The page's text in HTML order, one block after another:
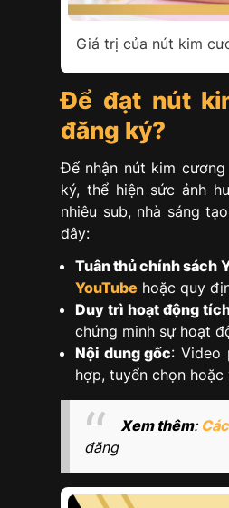
Giá trị của nút kim
Để đạt nút
đăng ký?
Để nhận nút kim
ký, thể hiện sức ảnh
nhiêu sub, nhà sáng
đây:
Tuân thủ chính sách
YouTube hoặc quy
Duy trì hoạt động
chứng minh sự hoạt
Nội dung gốc: Video
hợp, tuyển chọn
Xem thêm:
đăng